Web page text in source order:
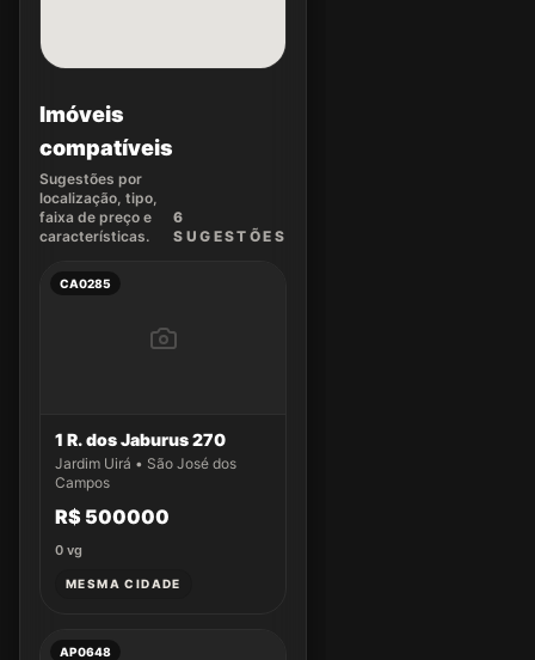
Imóveis
compatíveis
Sugestões por
localização, tipo,
faixa de preço e
características.
6
SUGEST ÕES
CA0285
1 R. dos Jaburus 270
Jardim Uirá • São José dos
Campos
R$ 500000
0 vg
MESMA CIDADE
AP0648